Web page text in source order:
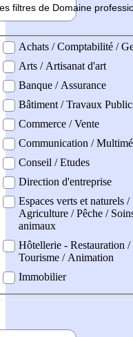
filtres de Domaine pro
professionel
Achats / Comptabilité /
Arts / Artisanat d'art
Banque / Assurance
Bâtiment / Travaux
Commerce / Vente
Communication /
Conseil / Etudes
Direction d'entreprise
Espaces verts et naturels /
Agriculture / Pêche /
animaux
Hôtellerie - Restauration /
Tourisme / Animation
Immobilier